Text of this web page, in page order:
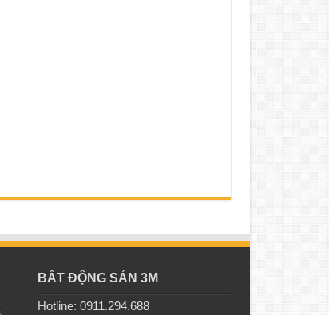
BẤT ĐỘNG SẢN 3M
Hotline: 0911.294.688